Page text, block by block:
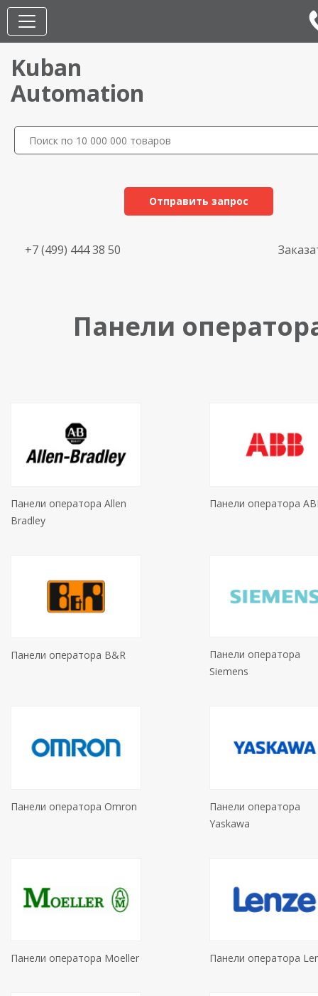
Kuban
Automation
Отправить запрос
+7 (499) 444 38 50
Панели
Панели оператора Allen
Bradley
Панели оператора
Панели оператора B&R
Панели оператора
Siemens
Панели оператора Omron
Панели оператора
Yaskawa
Панели оператора Moeller Панели оператора